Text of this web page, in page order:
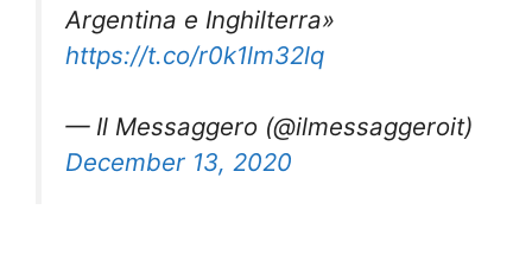
Argentina e Inghilterra»
https://t.co/r0k1lm32lq
— Il Messaggero (@ilmessaggeroit)
December 13, 2020